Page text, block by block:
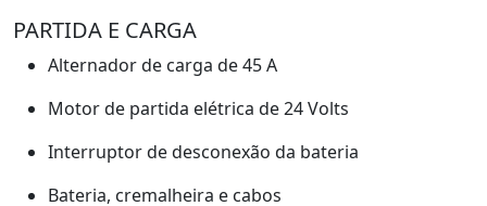
PARTIDA E CARGA
Alternador de carga de 45 A
Motor de partida elétrica de 24 Volts
Interruptor de desconexão da bateria
Bateria, cremalheira e cabos